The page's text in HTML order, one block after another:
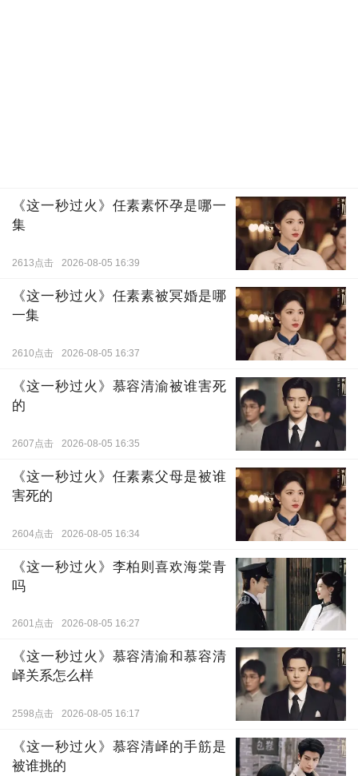
《这一秒过火》任素素怀孕是哪一
集
2613点击 2026-08-05 16:39
《这一秒过火》任素素被冥婚是哪
一集
2610点击 2026-08-05 16:37
《这一秒过火》慕容清渝被谁害死
的
2607点击 2026-08-05 16:35
《这一秒过火》任素素父母是被谁
害死的
2604点击 2026-08-05 16:34
《这一秒过火》李柏则喜欢海棠青
吗
2601点击 2026-08-05 16:27
《这一秒过火》慕容清渝和慕容清
峄关系怎么样
2598点击 2026-08-05 16:17
《这一秒过火》慕容清峄的手筋是
被谁挑的